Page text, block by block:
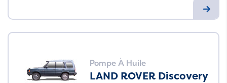
Pompe À Huile
LAND ROVER Discovery